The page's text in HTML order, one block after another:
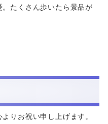
たくさん歩いたら景品が
りお祝い申し上げます。